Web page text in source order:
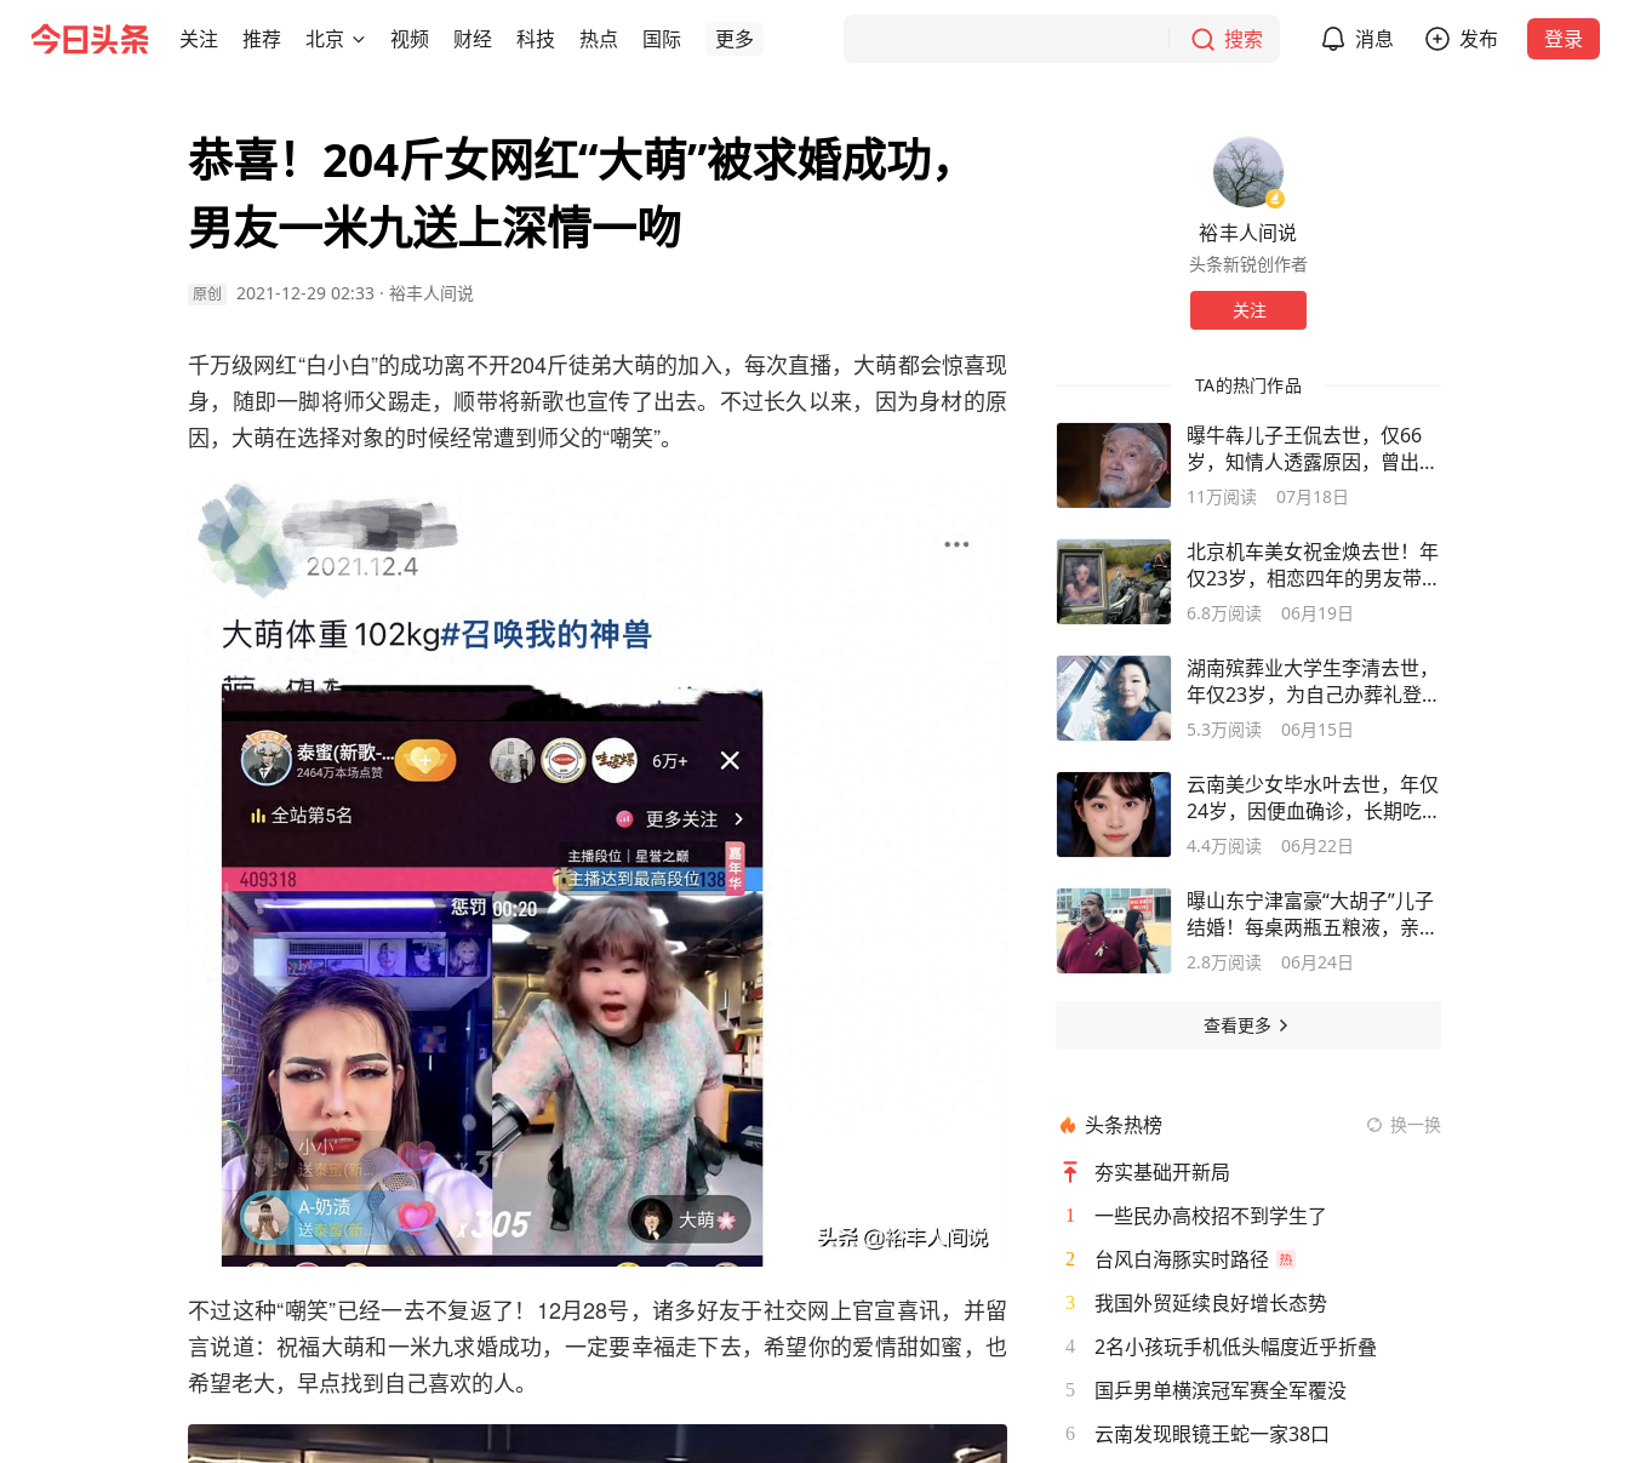
关注 推荐 北京 视频 财经 科技 热点 国际 更多 搜索 消息 发布 登录
恭喜！204斤女网红“大萌”被求婚成功，
男友一米九送上深情一吻
原创 2021-12-29 02:33 · 裕丰人间说
千万级网红“白小白”的成功离不开204斤徒弟大萌的加入，每次直播，大萌都会惊喜现
身，随即一脚将师父踢走，顺带将新歌也宣传了出去。不过长久以来，因为身材的原
因，大萌在选择对象的时候经常遭到师父的“嘲笑”。
不过这种“嘲笑”已经一去不复返了！12月28号，诸多好友于社交网上官宣喜讯，并留
言说道：祝福大萌和一米九求婚成功，一定要幸福走下去，希望你的爱情甜如蜜，也
希望老大，早点找到自己喜欢的人。
裕丰人间说
头条新锐创作者
关注
TA的热门作品
曝牛犇儿子王侃去世，仅66
岁，知情人透露原因，曾出演
《琅琊榜》
11万阅读 07月18日
北京机车美女祝金焕去世！年
仅23岁，相恋四年的男友带遗
照游西藏
6.8万阅读 06月19日
湖南殡葬业大学生李清去世，
年仅23岁，为自己办葬礼登清
华演讲台
5.3万阅读 06月15日
云南美少女毕水叶去世，年仅
24岁，因便血确诊，长期吃辣
不节制
4.4万阅读 06月22日
曝山东宁津富豪“大胡子”儿子
结婚！每桌两瓶五粮液，亲妈
没登台
2.8万阅读 06月24日
查看更多
头条热榜 换一换
夯实基础开新局
1 一些民办高校招不到学生了
2 台风白海豚实时路径
3 我国外贸延续良好增长态势
4 2名小孩玩手机低头幅度近乎折叠
5 国乒男单横滨冠军赛全军覆没
6 云南发现眼镜王蛇一家38口